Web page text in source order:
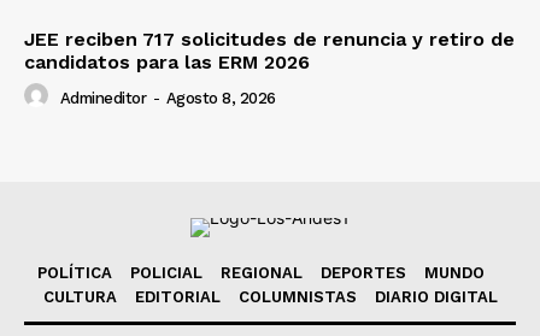
JEE reciben 717 solicitudes de renuncia y retiro de
candidatos para las ERM 2026
Admineditor - Agosto 8, 2026
POLÍTICA POLICIAL REGIONAL DEPORTES
MUNDO
CULTURA
EDITORIAL COLUMNISTAS DIARIO DIGITAL